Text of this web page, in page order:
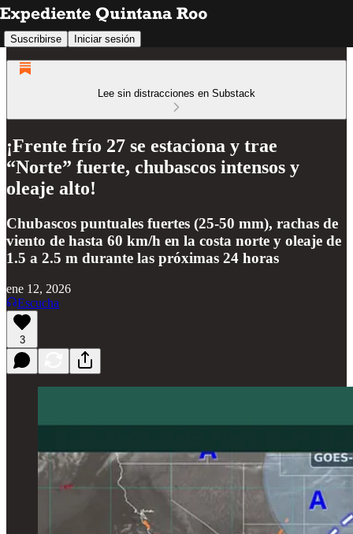
Suscribirse Iniciar sesión
Lee sin distracciones en Substack
¡Frente frío 27 se estaciona y trae
“Norte” fuerte, chubascos intensos y
oleaje alto!
Chubascos puntuales fuertes (25-50 mm), rachas de
viento de hasta 60 km/h en la costa norte y oleaje de
1.5 a 2.5 m durante las próximas 24 horas
ene 12, 2026
Escucha
3